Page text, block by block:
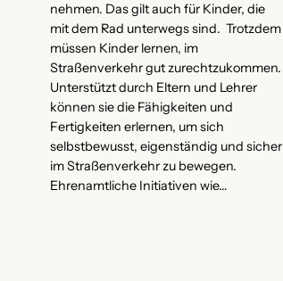
nehmen. Das gilt auch für Kinder, die
mit dem Rad unterwegs sind. Trotzdem
müssen Kinder lernen, im
Straßenverkehr gut zurechtzukommen.
Unterstützt durch Eltern und Lehrer
können sie die Fähigkeiten und
Fertigkeiten erlernen, um sich
selbstbewusst, eigenständig und sicher
im Straßenverkehr zu bewegen.
Ehrenamtliche Initiativen wie…